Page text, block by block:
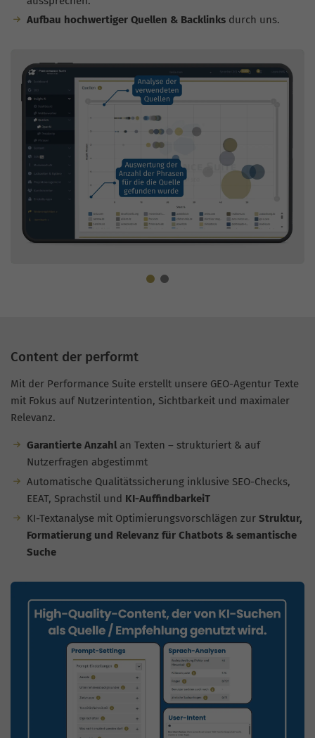
Aufbau hochwertiger Quellen & Backlinksdurch uns.
Content der performt
Mit der Performance Suite erstellt unsere GEO-Agentur Texte
mit Fokus auf Nutzerintention, Sichtbarkeit und maximaler
Relevanz.
Garantierte Anzahlan Texten – strukturiert & auf
Nutzerfragen abgestimmt
Automatische Qualitätssicherung inklusive SEO-Checks,
EEAT, Sprachstil und KI-AuffindbarkeiT
KI-Textanalyse mit Optimierungsvorschlägen zur Struktur,
Formatierung und Relevanz für Chatbots & semantische
Suche